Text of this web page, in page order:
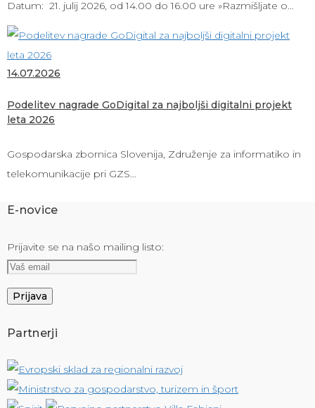
Datum: 21. julij 2026, od 14.00 do 16.00 ure »Razmišljate o…
14.07.2026
Podelitev nagrade GoDigital za najboljši digitalni projekt
leta 2026
Gospodarska zbornica Slovenija, Združenje za informatiko in
telekomunikacije pri GZS…
E-novice
Prijavite se na našo mailing listo:
Partnerji